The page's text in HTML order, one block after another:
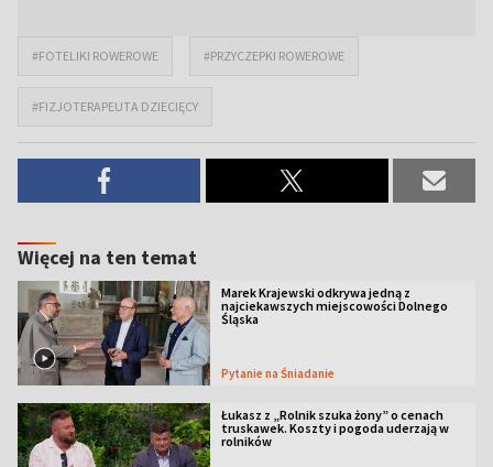
#FOTELIKI ROWEROWE #PRZYCZEPKI ROWEROWE
#FIZJOTERAPEUTA DZIECIĘCY
Więcej na ten temat
Marek Krajewski odkrywa jedną z
najciekawszych miejscowości Dolnego
Śląska
Pytanie na Śniadanie
Łukasz z „Rolnik szuka żony” o cenach
truskawek. Koszty i pogoda uderzają w
rolników